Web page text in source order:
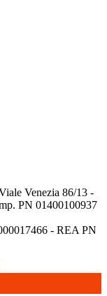
Venezia 86/13 -
PN 01400100937
- REA PN